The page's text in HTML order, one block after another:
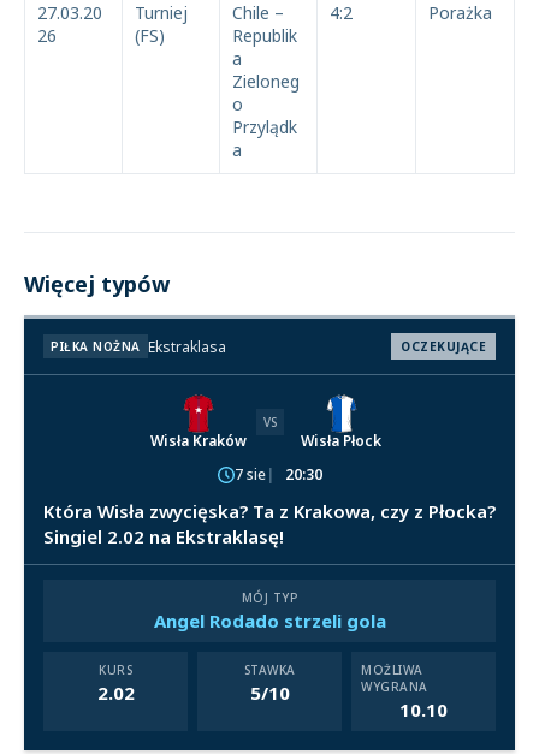
27.03.20
26
Turniej
(FS)
Chile –
Republik
a
Zieloneg
o
Przylądk
a
4:2 Porażka
Więcej typów
PIŁKA NOŻNA Ekstraklasa OCZEKUJĄCE
Wisła Kraków
VS
Wisła Płock
7 sie
20:30
Która Wisła zwycięska? Ta z Krakowa, czy z Płocka?
Singiel 2.02 na Ekstraklasę!
MÓJ TYP
Angel Rodado strzeli gola
KURS
2.02
STAWKA
5/10
MOŻLIWA
WYGRANA
10.10